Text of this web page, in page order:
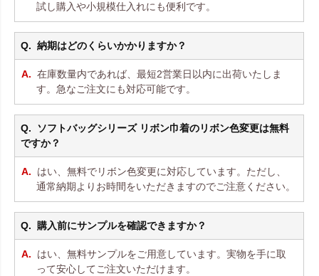
試し購入や小規模仕入れにも便利です。
納期はどのくらいかかりますか？
在庫数量内であれば、最短2営業日以内に出荷いたしま
す。急なご注文にも対応可能です。
ソフトバッグシリーズ リボン巾着のリボン色変更は無料
ですか？
はい、無料でリボン色変更に対応しています。ただし、
通常納期よりお時間をいただきますのでご注意ください。
購入前にサンプルを確認できますか？
はい、無料サンプルをご用意しています。実物を手に取
って安心してご注文いただけます。